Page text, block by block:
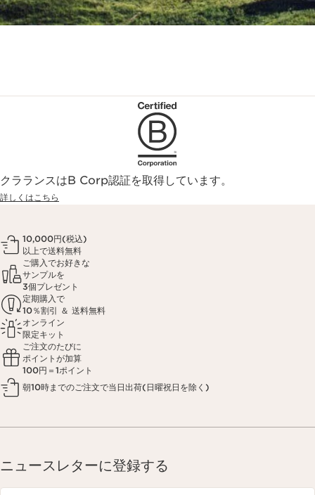
クラランスはB Corp認証を取得しています。
詳しくはこちら
10,000円(税込)
以上で送料無料
ご購入でお好きな
サンプルを
3個プレゼント
定期購入で
10％割引 ＆ 送料無料
オンライン
限定キット
ご注文のたびに
ポイントが加算
100円＝1ポイント
朝10時までのご注文で当日出荷(日曜祝日を除く)
ニュースレターに登録する